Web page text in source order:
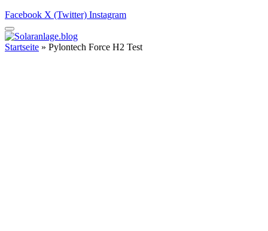
Facebook X (Twitter) Instagram
Startseite » Pylontech Force H2 Test